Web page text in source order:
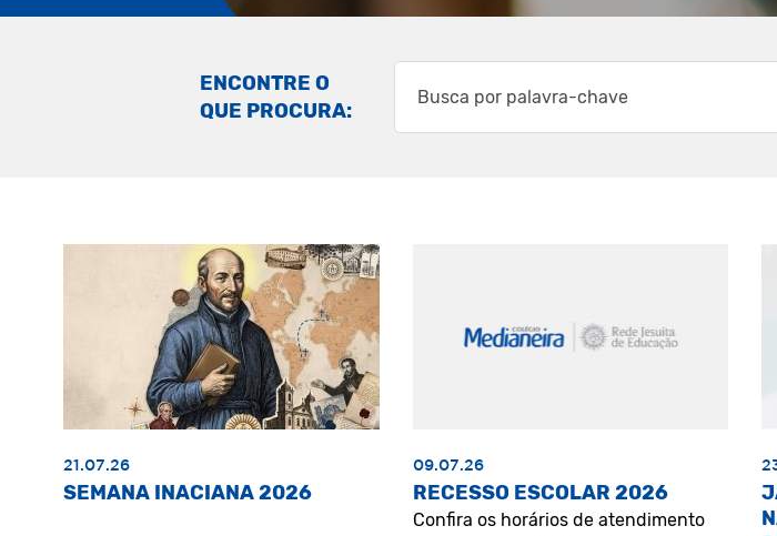
ENCONTRE O
QUE PROCURA:
21.07.26
SEMANA INACIANA 2026
09.07.26
RECESSO ESCOLAR 2026
Confira os horários de atendimento